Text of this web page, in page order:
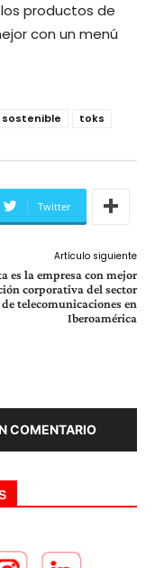
productos de
con un menú
sostenible toks
Twitter
Artículo siguiente
es la empresa con mejor
corporativa del sector
de telecomunicaciones en
Iberoamérica
COMENTARIO